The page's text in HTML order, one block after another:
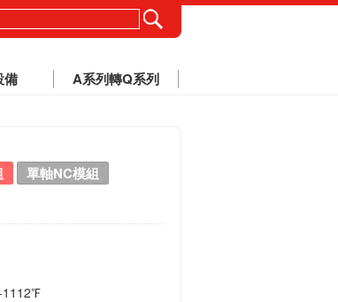
備 A系列轉Q系列
單軸NC模組